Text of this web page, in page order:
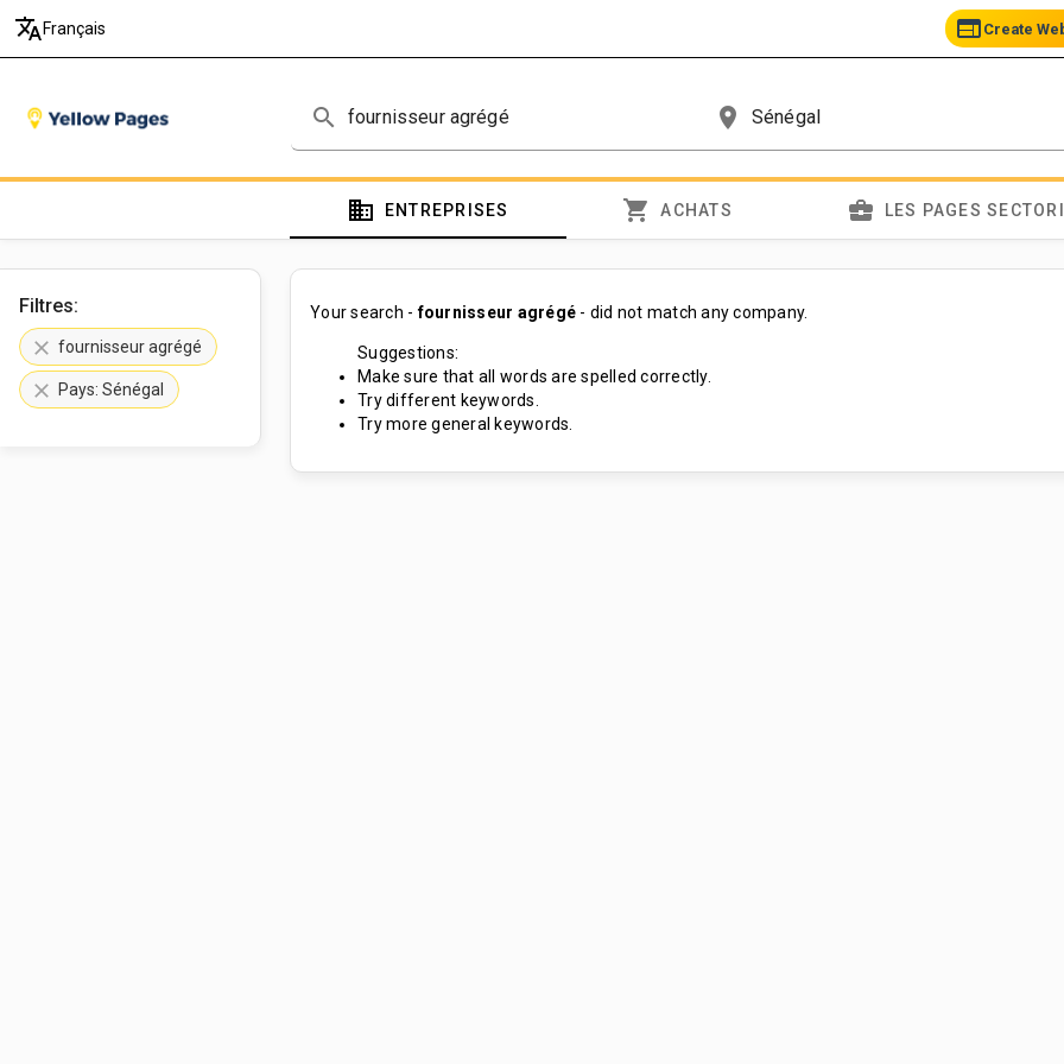
translate Français web Create
search place
domain ENTREPRISES shopping_cart ACHATS business_center LES PAGES
Filtres:
clear fournisseur agrégé
clear Pays: Sénégal
Your search -fournisseur agrégé - did not match any company.
Suggestions:
Make sure that all words are spelled correctly.
Try different keywords.
Try more general keywords.